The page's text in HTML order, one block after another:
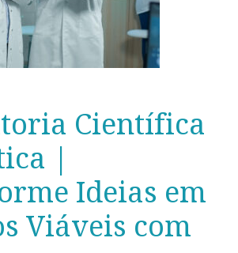
Científica
|
Ideias em
Viáveis com